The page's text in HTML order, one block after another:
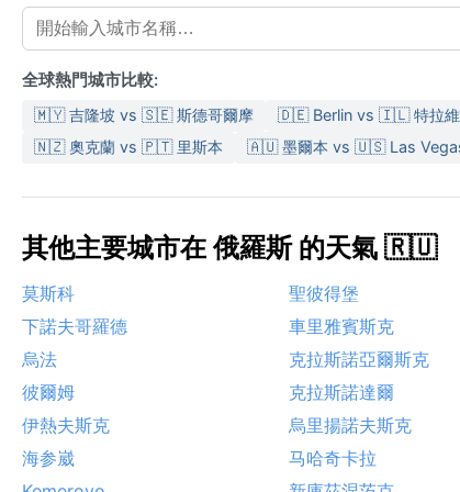
全球熱門城市比較:
🇲🇾 吉隆坡 vs 🇸🇪 斯德哥爾摩 🇩🇪 Berlin vs 🇮🇱 特拉維
🇳🇿 奧克蘭 vs 🇵🇹 里斯本
🇦🇺 墨爾本 vs 🇺🇸 Las
其他主要城市在 俄羅斯 的天氣 🇷🇺
莫斯科 聖彼得堡
下諾夫哥羅德
車里雅賓斯克
烏法
克拉斯諾亞爾斯克
彼爾姆
克拉斯諾達爾
伊熱夫斯克
烏里揚諾夫斯克
海参崴
马哈奇卡拉